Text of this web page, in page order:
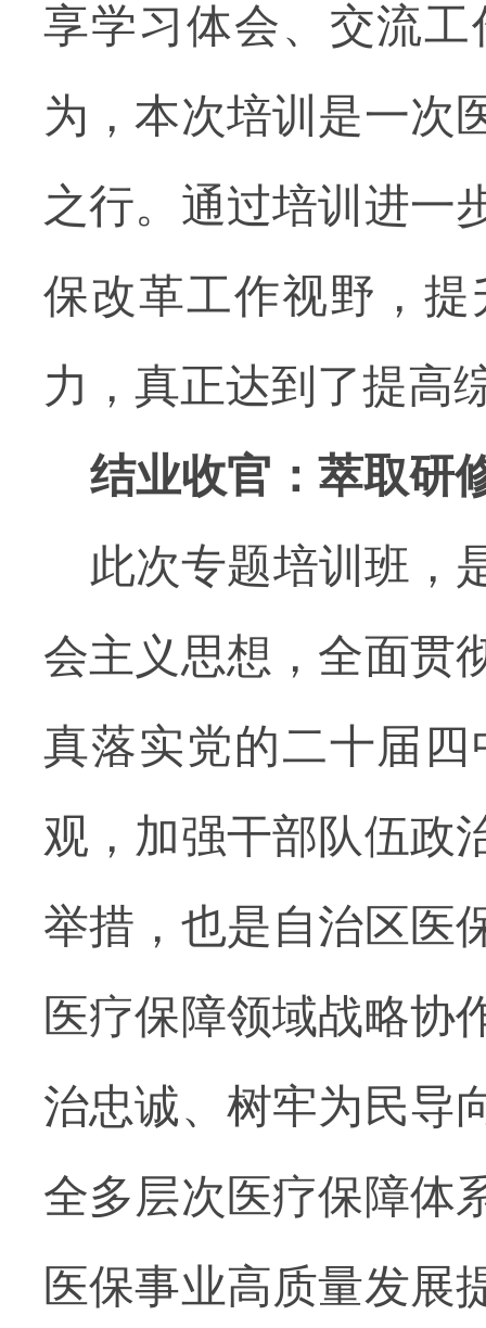
享学习体会、交流
为，本次培训是一次
之行。通过培训进一
保改革工作视野，
力，真正达到了提高
结业收官：萃取研
此次专题培训班，
会主义思想，全面贯
真落实党的二十届
观， 加强干部队伍政
举措，也是自治区医
医疗保障领域战略协
治忠诚、树牢为民导
全多层次 医疗保障体
医保事业高质量发展